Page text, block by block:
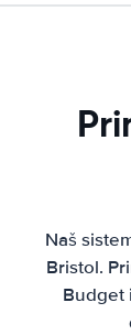
Naš
Bristol.
Budget